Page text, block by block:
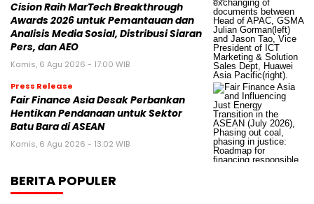
Cision Raih MarTech Breakthrough
Awards 2026 untuk Pemantauan dan
Analisis Media Sosial, Distribusi Siaran
Pers, dan AEO
Kamis, 6 Agu 2026 - 17:00 WIB
Press Release
Fair Finance Asia Desak Perbankan
Hentikan Pendanaan untuk Sektor
Batu Bara di ASEAN
Kamis, 6 Agu 2026 - 13:02 WIB
BERITA POPULER